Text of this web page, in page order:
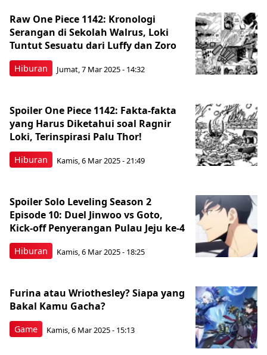
Hiburan
Raw One Piece 1142: Kronologi
Serangan di Sekolah Walrus, Loki
Tuntut Sesuatu dari Luffy dan Zoro
Jumat, 7 Mar 2025 - 14:32
Hiburan
Spoiler One Piece 1142: Fakta-fakta
yang Harus Diketahui soal Ragnir
Loki, Terinspirasi Palu Thor!
Kamis, 6 Mar 2025 - 21:49
Hiburan
Spoiler Solo Leveling Season 2
Episode 10: Duel Jinwoo vs Goto,
Kick-off Penyerangan Pulau Jeju ke-4
Kamis, 6 Mar 2025 - 18:25
Game
Furina atau Wriothesley? Siapa yang
Bakal Kamu Gacha?
Kamis, 6 Mar 2025 - 15:13